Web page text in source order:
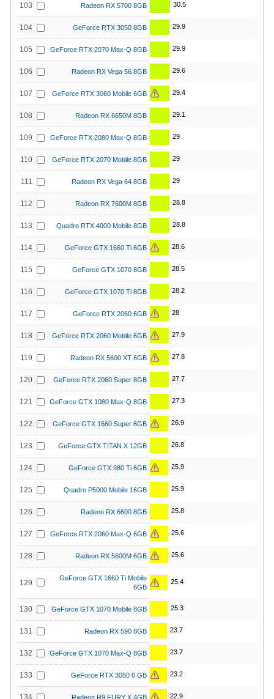
103 Radeon RX 5700 8GB 30.5
104 GeForce RTX 3050 8GB 29.9
105 GeForce RTX 2070 Max-Q 8GB 29.9
106 Radeon RX Vega 56 8GB 29.6
107 GeForce RTX 3060 Mobile 6GB 29.4
108 Radeon RX 6650M 8GB 29.1
109 GeForce RTX 2080 Max-Q 8GB 29
110 GeForce RTX 2070 Mobile 8GB 29
111 Radeon RX Vega 64 8GB 29
112 Radeon RX 7600M 8GB 28.8
113 Quadro RTX 4000 Mobile 8GB 28.8
114 GeForce GTX 1660 Ti 6GB 28.6
115 GeForce GTX 1070 8GB 28.5
116 GeForce GTX 1070 Ti 8GB 28.2
117 GeForce RTX 2060 6GB 28
118 GeForce RTX 2060 Mobile 6GB 27.9
119 Radeon RX 5600 XT 6GB 27.8
120 GeForce RTX 2060 Super 8GB 27.7
121 GeForce GTX 1080 Max-Q 8GB 27.3
122 GeForce GTX 1660 Super 6GB 26.9
123 GeForce GTX TITAN X 12GB 26.8
124 GeForce GTX 980 Ti 6GB 25.9
125 Quadro P5000 Mobile 16GB 25.9
126 Radeon RX 6600 8GB 25.8
127 GeForce RTX 2060 Max-Q 6GB 25.6
128 Radeon RX 5600M 6GB 25.6
129
GeForce GTX 1660 Ti Mobile
6GB
25.4
130 GeForce GTX 1070 Mobile 8GB 25.3
131 Radeon RX 590 8GB 23.7
132 GeForce GTX 1070 Max-Q 8GB 23.7
133 GeForce RTX 3050 6 GB 23.2
134 Radeon R9 FURY X 4GB 22.9